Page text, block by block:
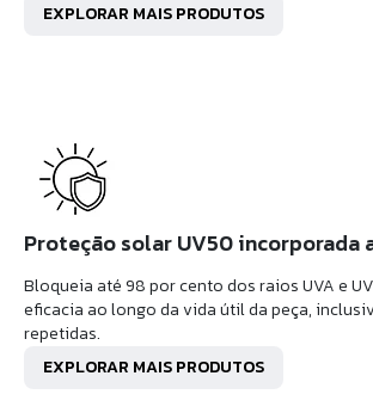
EXPLORAR MAIS PRODUTOS
Proteção solar UV50 incorporada
Bloqueia até 98 por cento dos raios UVA e
eficacia ao longo da vida útil da peça,
repetidas.
EXPLORAR MAIS PRODUTOS